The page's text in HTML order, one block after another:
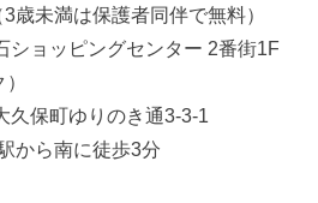
歳未満は保護者同伴で無料）
ショッピングセンター 2番街1F
久保町ゆりのき通3-3-1
から南に徒歩3分